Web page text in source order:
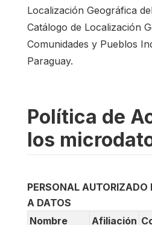
Localización Geográfica
Catálogo de Localización
Comunidades y Pueblos
Paraguay.
Política de
los
PERSONAL AUTORIZADO
A DATOS
Nombre
Afiliación